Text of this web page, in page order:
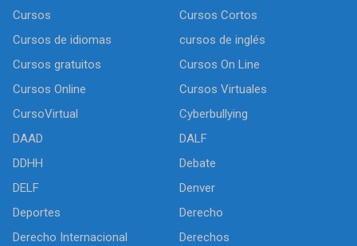
Cursos
Cursos Cortos
Cursos de idiomas
cursos de inglés
Cursos gratuitos
Cursos On Line
Cursos Online
Cursos Virtuales
CursoVirtual
Cyberbullying
DAAD
DALF
DDHH
Debate
DELF
Denver
Deportes
Derecho
Derecho Internacional
Derechos